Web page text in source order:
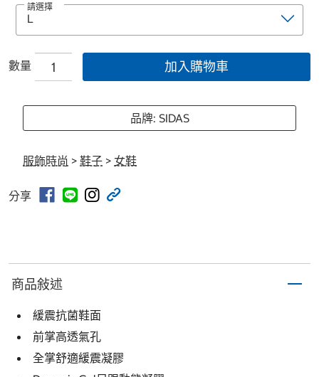
請選擇
數量 加入購物車
品牌: SIDAS
服飾時尚 > 鞋子 > 女鞋
分享
商品敍述
緩震抗菌鞋面
前掌高透氣孔
全掌舒適緩震凝膠